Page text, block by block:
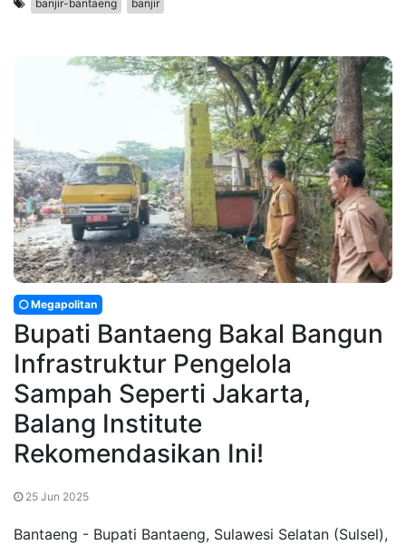
banjir-bantaeng banjir
Megapolitan
Bupati Bantaeng Bakal Bangun
Infrastruktur Pengelola
Sampah Seperti Jakarta,
Balang Institute
Rekomendasikan Ini!
25 Jun 2025
Bantaeng - Bupati Bantaeng, Sulawesi Selatan (Sulsel),